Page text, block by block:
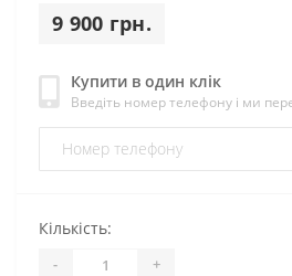
9 900 грн.
Купити в один клік
Введіть номер телефону і ми
Кількість:
- +